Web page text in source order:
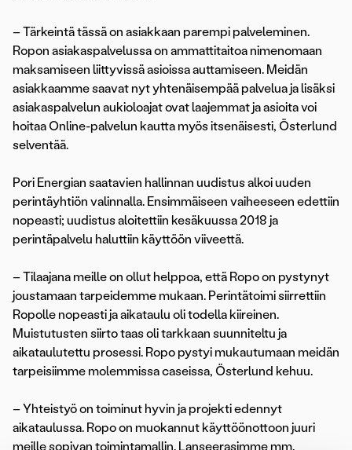
– Tärkeintä tässä on asiakkaan parempi palveleminen.
Ropon asiakaspalvelussa on ammattitaitoa nimenomaan
maksamiseen liittyvissä asioissa auttamiseen. Meidän
asiakkaamme saavat nyt yhtenäisempää palvelua ja lisäksi
asiakaspalvelun aukioloajat ovat laajemmat ja asioita voi
hoitaa Online-palvelun kautta myös itsenäisesti, Österlund
selventää.
Pori Energian saatavien hallinnan uudistus alkoi uuden
perintäyhtiön valinnalla. Ensimmäiseen vaiheeseen edettiin
nopeasti; uudistus aloitettiin kesäkuussa 2018 ja
perintäpalvelu haluttiin käyttöön viiveettä.
– Tilaajana meille on ollut helppoa, että Ropo on pystynyt
joustamaan tarpeidemme mukaan. Perintätoimi siirrettiin
Ropolle nopeasti ja aikataulu oli todella kiireinen.
Muistutusten siirto taas oli tarkkaan suunniteltu ja
aikataulutettu prosessi. Ropo pystyi mukautumaan meidän
tarpeisiimme molemmissa caseissa, Österlund kehuu.
– Yhteistyö on toiminut hyvin ja projekti edennyt
aikataulussa. Ropo on muokannut käyttöönottoon juuri
meille sopivan toimintamallin. Lanseerasimme mm.